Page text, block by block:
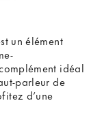
un élément
idéal
parleur de
d’une